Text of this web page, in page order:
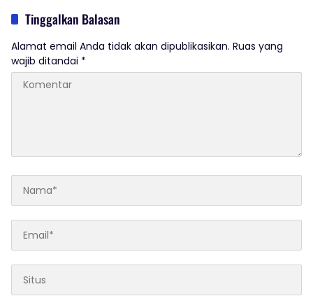
Tinggalkan Balasan
Alamat email Anda tidak akan dipublikasikan. Ruas yang
wajib ditandai *